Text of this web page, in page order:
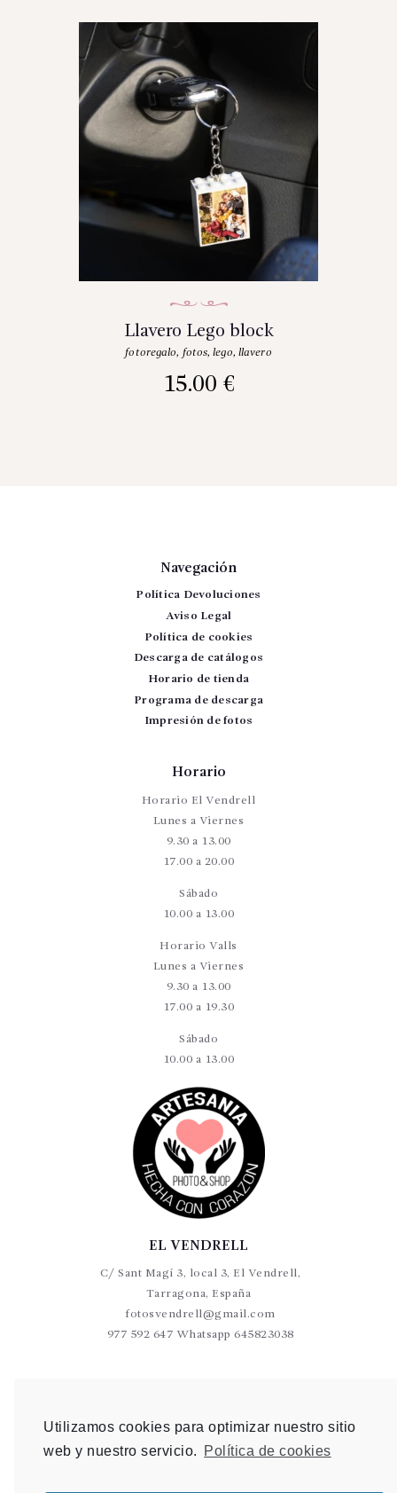
Utilizamos cookies para optimizar nuestro sitio
web y nuestro servicio.
Política de cookies
Llavero Lego block
fotoregalo, fotos,lego, llavero
15.00 €
Navegación
Política Devoluciones
Aviso Legal
Política de cookies
Descarga de catálogos
Horario de tienda
Programa de descarga
Impresión de fotos
Horario
Horario El Vendrell
Lunes a Viernes
9.30 a 13.00
17.00 a 20.00
Sábado
10.00 a 13.00
Horario Valls
Lunes a Viernes
9.30 a 13.00
17.00 a 19.30
Sábado
10.00 a 13.00
EL VENDRELL
C/ Sant Magí 3, local 3, El Vendrell,
Tarragona, España
fotosvendrell@gmail.com
977 592 647 Whatsapp 645823038
photovalls@gmail.com
977 600 904 Whatsapp 648 907 489